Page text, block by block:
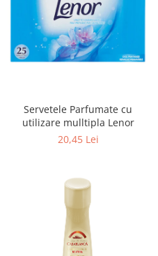
Servetele Parfumate cu
utilizare mulltipla Lenor
20,45 Lei